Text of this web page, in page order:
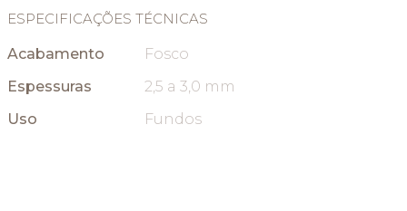
ESPECIFICAÇÕES TÉCNICAS
Acabamento
Fosco
Espessuras
2,5 a 3,0 mm
Uso
Fundos